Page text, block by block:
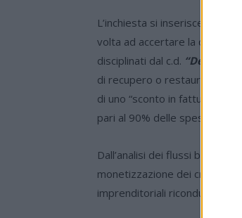
L’inchiesta si inserisce in
volta ad accertare la corretta
disciplinati dal c.d. “Decreto
di recupero o restauro delle
di uno “sconto in fattura” o,
pari al 90% delle spese
Dall’analisi dei flussi bancari
monetizzazione dei crediti
imprenditoriali riconducibili ai